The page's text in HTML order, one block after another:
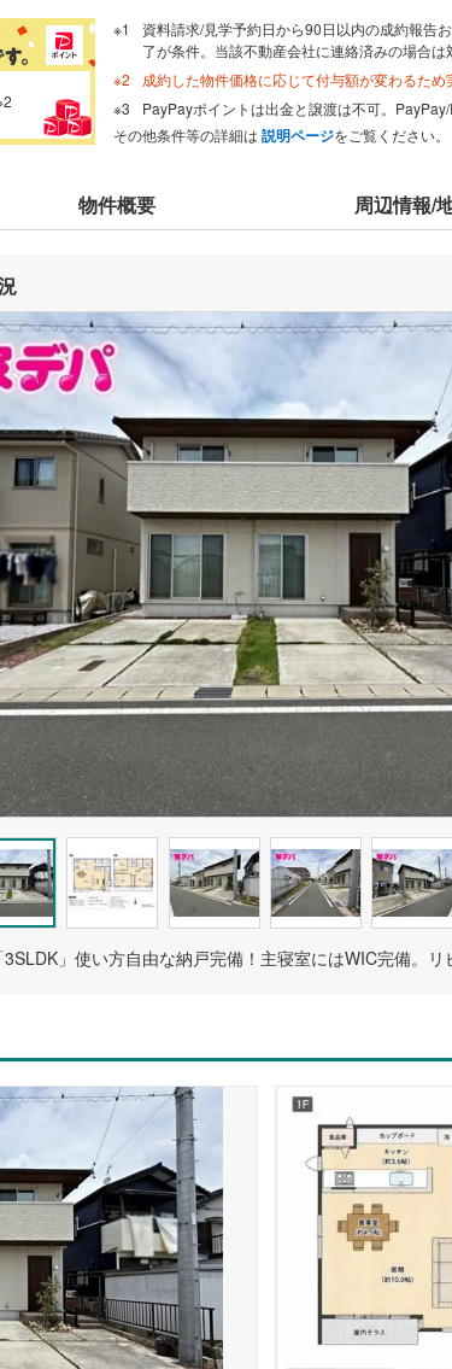
資料請求/見学予約日から90日以内の成約報告
了が条件。当該不動産会社に連絡済みの場合は
成約した物件価格に応じて付与額が変わるため
PayPayポイントは出金と譲渡は不可。
その他条件等の詳細は 説明ページをご覧ください。
物件概要 周辺情報/